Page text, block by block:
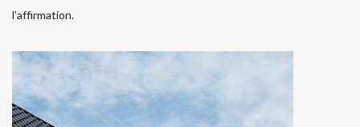
l’affirmation.